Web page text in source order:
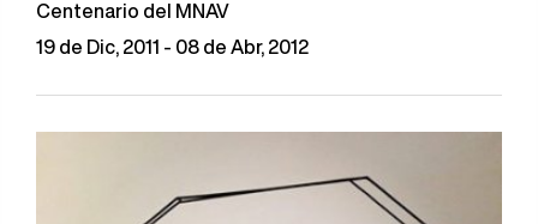
Centenario del MNAV
19 de Dic, 2011 - 08 de Abr, 2012